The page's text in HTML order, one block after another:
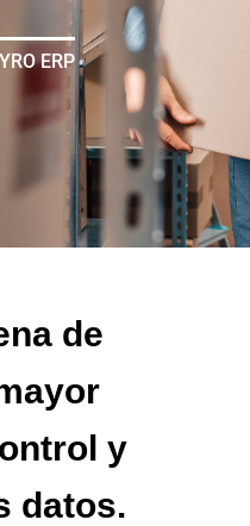
ERP
de
y
datos.